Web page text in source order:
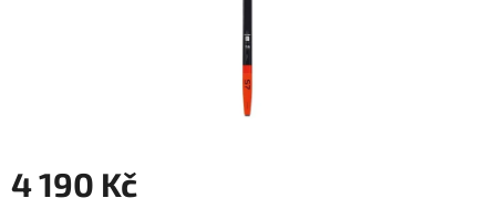
4 190 Kč